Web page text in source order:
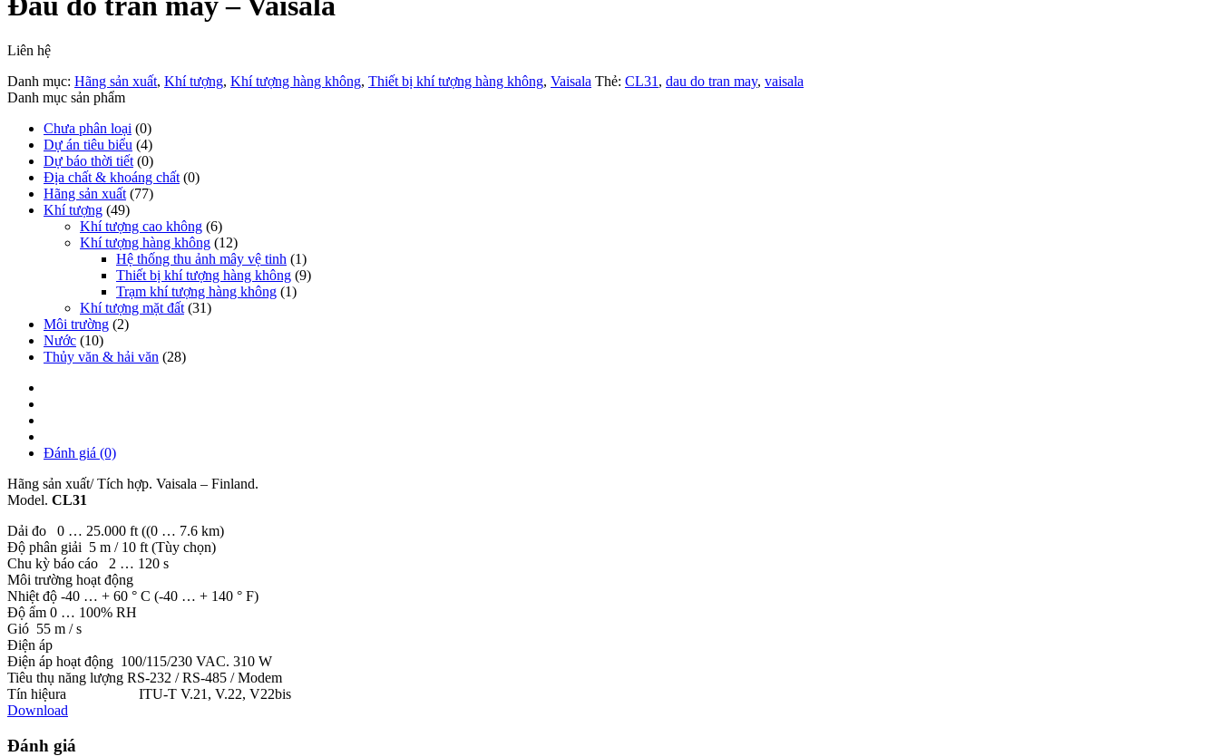
Liên hệ
Danh mục: Hãng sản xuất, Khí tượng, Khí tượng hàng không, Thiết bị khí tượng hàng không, Vaisala Thẻ: CL31 , dau do tran may, vaisala
Danh mục sản phẩm
Chưa phân loại (0)
Dự án tiêu biểu (4)
Dự báo thời tiết (0)
Địa chất & khoáng chất (0)
Hãng sản xuất (77)
Khí tượng (49)
Khí tượng cao không (6)
Khí tượng hàng không (12)
Hệ thống thu ảnh mây vệ tinh (1)
Thiết bị khí tượng hàng không (9)
Trạm khí tượng hàng không (1)
Khí tượng mặt đất (31)
Môi trường (2)
Nước (10)
Thủy văn & hải văn (28)
Đánh giá (0)
Hãng sản xuất/ Tích hợp. Vaisala – Finland.
Model. CL31
Dải đo 0 … 25.000 ft ((0 … 7.6 km)
Độ phân giải 5 m / 10 ft (Tùy chọn)
Chu kỳ báo cáo 2 … 120 s
Môi trường hoạt động
Nhiệt độ -40 … + 60 ° C (-40 … + 140 ° F)
Độ ẩm 0 … 100% RH
Gió 55 m / s
Điện áp
Điện áp hoạt động 100/115/230 VAC. 310 W
Tiêu thụ năng lượng RS-232 / RS-485 / Modem
Tín hiệura ITU-T V.21, V.22, V22bis
Download
Đánh giá